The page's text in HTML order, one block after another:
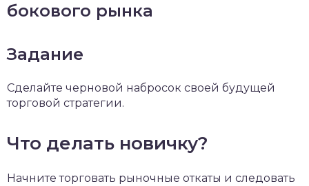
бокового рынка
Задание
Сделайте черновой набросок своей будущей
торговой стратегии.
Что делать новичку?
Начните торговать рыночные откаты и следовать